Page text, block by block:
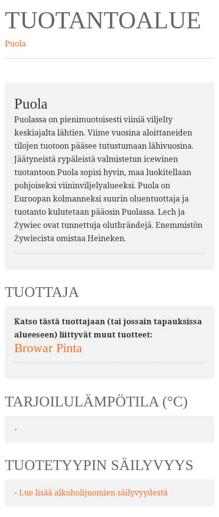
TUOTANTOALUE
Puola
Puola
Puolassa on pienimuotoisesti viiniä viljelty
keskiajalta lähtien. Viime vuosina aloittaneiden
tilojen tuotoon pääsee tutustumaan lähivuosina.
Jäätyneistä rypäleistä valmistetun icewinen
tuotantoon Puola sopisi hyvin, maa luokitellaan
pohjoiseksi viininviljelyalueeksi. Puola on
Euroopan kolmanneksi suurin oluentuottaja ja
tuotanto kulutetaan pääosin Puolassa. Lech ja
Żywiec ovat tunnettuja olutbrändejä. Enemmistön
Żywiecista omistaa Heineken.
TUOTTAJA
Katso tästä tuottajaan (tai jossain tapauksissa
alueeseen) liittyvät muut tuotteet:
Browar Pinta
TARJOILULÄMPÖTILA (°C)
-
TUOTETYYPIN SÄILYVYYS
- Lue lisää alkoholijuomien säilyvyydestä